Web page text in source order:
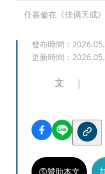
任嘉倫在《佳偶天成
發布時間：
更新時間：
文
贊助本文